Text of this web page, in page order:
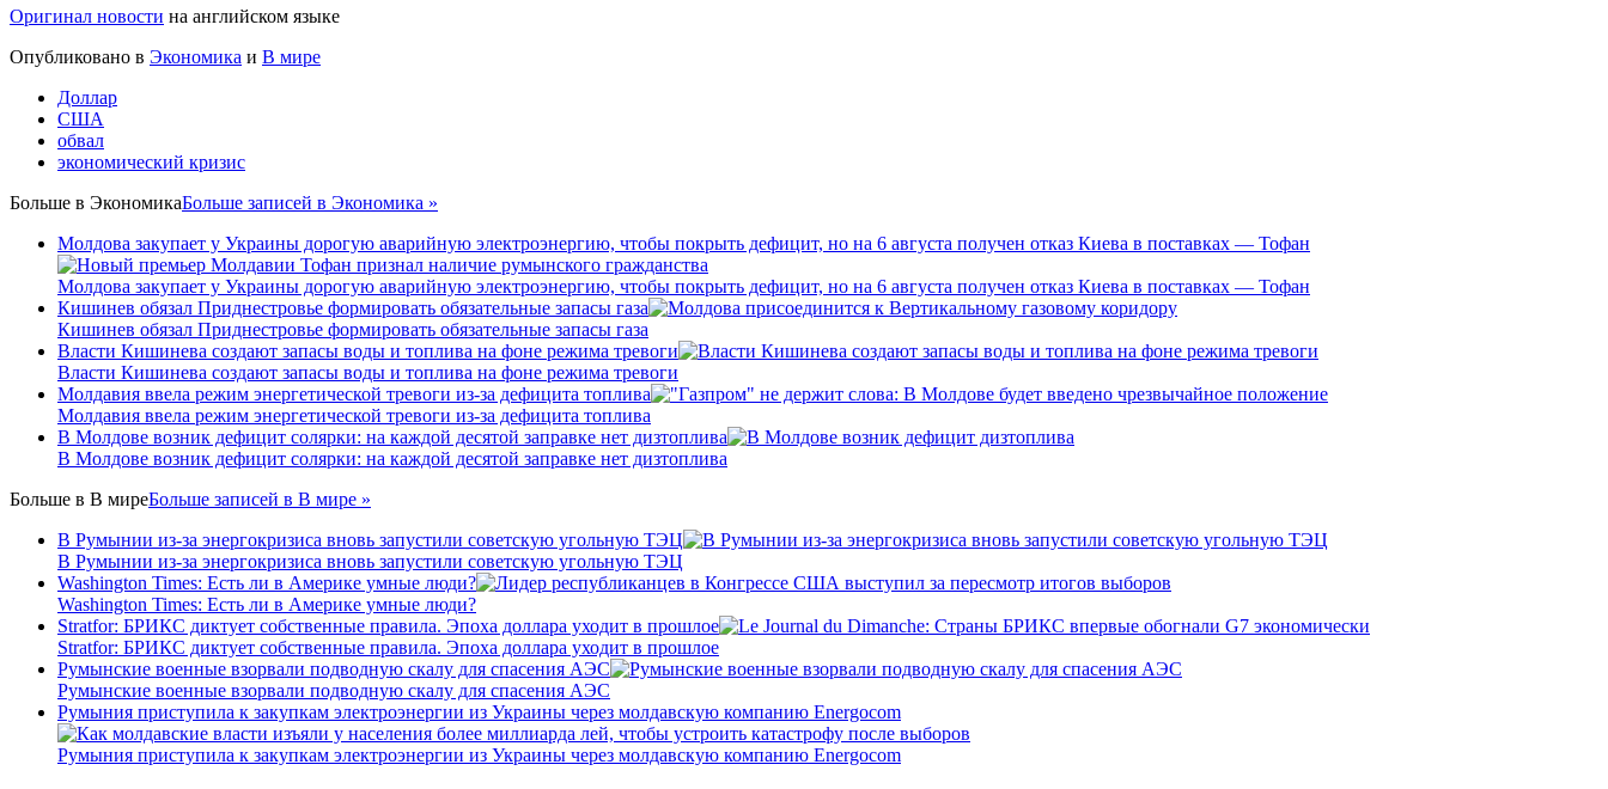
Оригинал новости на английском языке
Опубликовано в Экономика и В мире
Доллар
США
обвал
экономический кризис
Больше в ЭкономикаБольше записей в Экономика »
Молдова закупает у Украины дорогую аварийную электроэнергию, чтобы покрыть дефицит, но на 6 августа получен отказ Киева в поставках — Тофан
Молдова закупает у Украины дорогую аварийную электроэнергию, чтобы покрыть дефицит, но на 6 августа получен отказ Киева в поставках — Тофан
Кишинев обязал Приднестровье формировать обязательные запасы газа
Кишинев обязал Приднестровье формировать обязательные запасы газа
Власти Кишинева создают запасы воды и топлива на фоне режима тревоги
Власти Кишинева создают запасы воды и топлива на фоне режима тревоги
Молдавия ввела режим энергетической тревоги из-за дефицита топлива
Молдавия ввела режим энергетической тревоги из-за дефицита топлива
В Молдове возник дефицит солярки: на каждой десятой заправке нет дизтоплива
В Молдове возник дефицит солярки: на каждой десятой заправке нет дизтоплива
Больше в В миреБольше записей в В мире »
В Румынии из-за энергокризиса вновь запустили советскую угольную ТЭЦ
В Румынии из-за энергокризиса вновь запустили советскую угольную ТЭЦ
Washington Times: Есть ли в Америке умные люди?
Washington Times: Есть ли в Америке умные люди?
Stratfor: БРИКС диктует собственные правила. Эпоха доллара уходит в прошлое
Stratfor: БРИКС диктует собственные правила. Эпоха доллара уходит в прошлое
Румынские военные взорвали подводную скалу для спасения АЭС
Румынские военные взорвали подводную скалу для спасения АЭС
Румыния приступила к закупкам электроэнергии из Украины через молдавскую компанию Energocom
Румыния приступила к закупкам электроэнергии из Украины через молдавскую компанию Energocom